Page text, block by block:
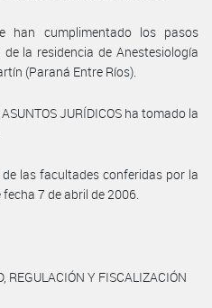
han cumplimentado los pasos
la residencia de Anestesiología
(Paraná Entre Ríos).
JURÍDICOS ha tomado la
las facultades conferidas por la
7 de abril de 2006.
REGULACIÓN Y FISCALIZACIÓN